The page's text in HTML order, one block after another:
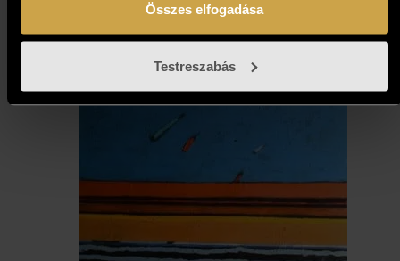
Összes elfogadása
Testreszabás